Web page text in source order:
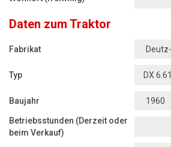
Radlader
Rasentraktoren
Daten zum Traktor
Fabrikat
Typ
Baujahr
Betriebsstunden (Derzeit oder
beim Verkauf)